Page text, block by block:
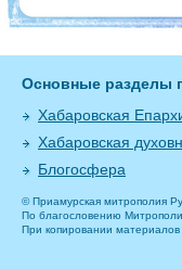
Основные разделы
Хабаровская
Хабаровская
Блогосфера
© Приамурская митрополия
По благословению
При копировании материалов